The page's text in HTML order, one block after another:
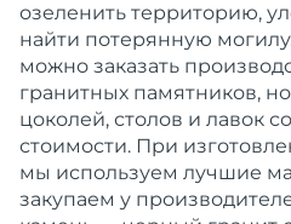
озеленить территорию,
найти потерянную могилу
можно заказать
гранитных памятников,
цоколей, столов и лавок
стоимости. При
мы используем лучшие
закупаем у